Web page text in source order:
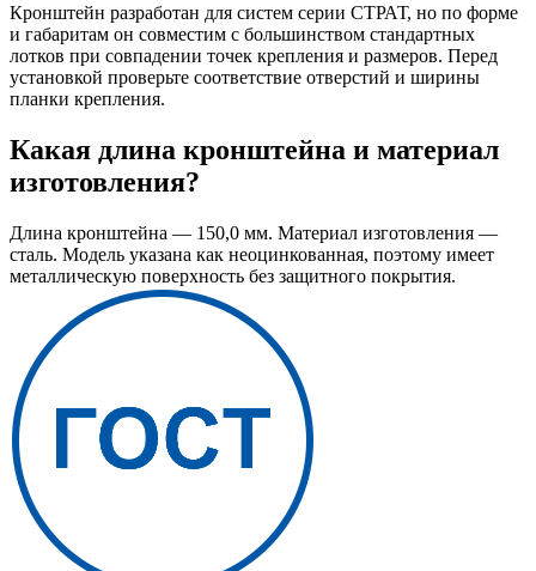
Кронштейн разработан для систем серии СТРАТ, но по форме
и габаритам он совместим с большинством стандартных
лотков при совпадении точек крепления и размеров. Перед
установкой проверьте соответствие отверстий и ширины
планки крепления.
Какая длина кронштейна и материал
изготовления?
Длина кронштейна — 150,0 мм. Материал изготовления —
сталь. Модель указана как неоцинкованная, поэтому имеет
металлическую поверхность без защитного покрытия.